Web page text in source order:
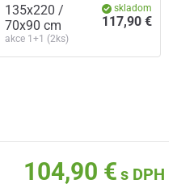
135x220 /
70x90 cm
akce 1+1 (2ks)
skladom
117,90 €
104,90 € s DPH